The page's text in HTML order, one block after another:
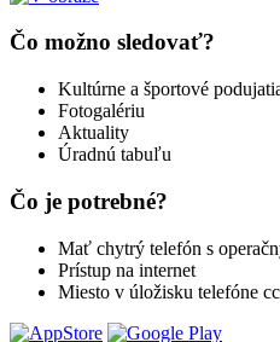
Čo možno sledovať?
Kultúrne a športové
Fotogalériu
Aktuality
Úradnú tabuľu
Čo je potrebné?
Mať chytrý telefón s
Prístup na internet
Miesto v úložisku telefóne